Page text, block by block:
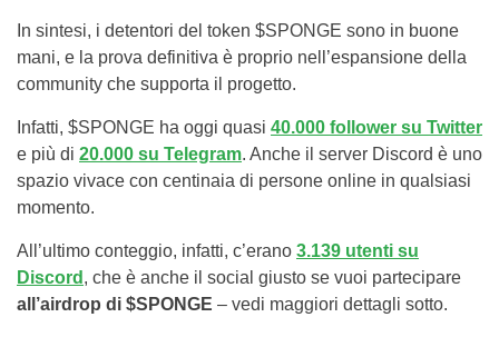
In sintesi, i detentori del token $SPONGE sono in buone
mani, e la prova definitiva è proprio nell’espansione della
community che supporta il progetto.
Infatti, $SPONGE ha oggi quasi 40.000 follower su Twitter
e più di 20.000 su Telegram. Anche il server Discord è uno
spazio vivace con centinaia di persone online in qualsiasi
momento.
All’ultimo conteggio, infatti, c’erano 3.139 utenti su
Discord , che è anche il social giusto se vuoi partecipare
all’airdrop di $SPONGE – vedi maggiori dettagli sotto.